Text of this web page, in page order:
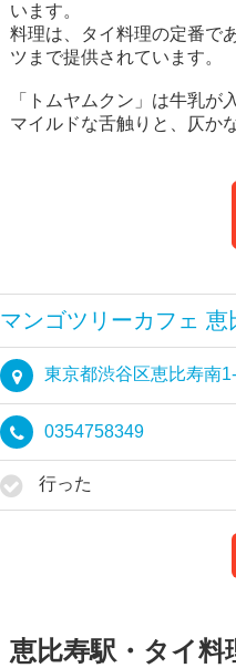
います。
料理は、タイ料理の定番で
ツまで提供されています。
「トムヤムクン」は牛乳が
マイルドな舌触りと、仄か
マンゴツリーカフェ 恵
東京都渋谷区恵比寿南
0354758349
行った
恵比寿駅・タイ料